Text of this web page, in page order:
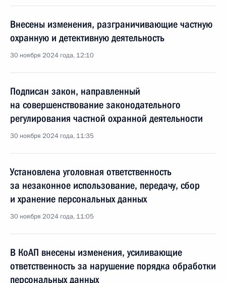
Внесены изменения, разграничивающие частную
охранную и детективную деятельность
30 ноября 2024 года, 12:10
Подписан закон, направленный
на совершенствование законодательного
регулирования частной охранной деятельности
30 ноября 2024 года, 11:35
Установлена уголовная ответственность
за незаконное использование, передачу, сбор
и хранение персональных данных
30 ноября 2024 года, 11:05
В КоАП внесены изменения, усиливающие
ответственность за нарушение порядка обработки
персональных данных